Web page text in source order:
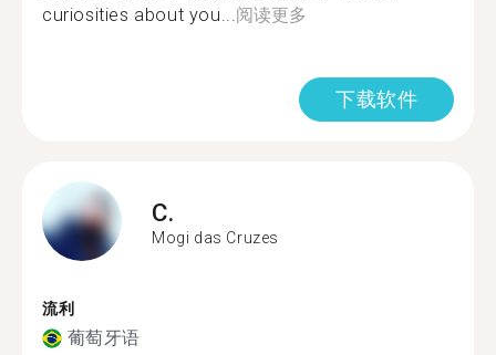
curiosities about you... 阅读更多
下载软件
C.
Mogi das Cruzes
流利
葡萄牙语